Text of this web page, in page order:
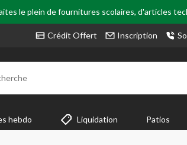
le plein de fournitures scolaires, d'articles
Crédit Offert Inscription
hebdo Liquidation Patios